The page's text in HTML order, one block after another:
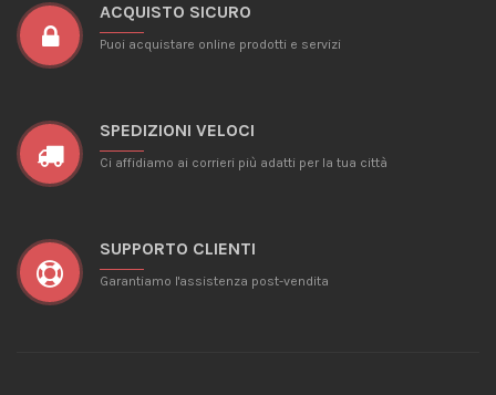
ACQUISTO SICURO
Puoi acquistare online prodotti e servizi
SPEDIZIONI VELOCI
Ci affidiamo ai corrieri più adatti per la tua città
SUPPORTO CLIENTI
Garantiamo l'assistenza post-vendita